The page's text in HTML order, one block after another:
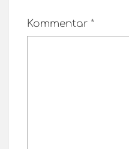
Kommentar *